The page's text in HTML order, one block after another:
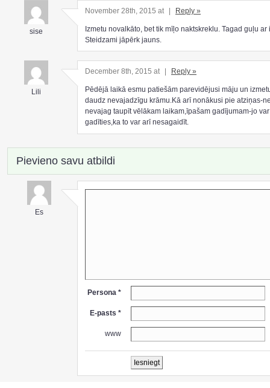
sise
November 28th, 2015 at | Reply »
Izmetu novalkāto, bet tik mīļo naktskreklu. Tagad guļu ar
Steidzami jāpērk jauns.
Lili
December 8th, 2015 at Reply »
Pēdējā laikā esmu patiešām parevidējusi māju un
daudz nevajadzīgu krāmu.Kā arī nonākusi pie atziņas-
nevajag taupīt vēlākam laikam,īpašam gadījumam-jo var
gadīties,ka to var arī nesagaidīt.
Pievieno savu atbildi
Es
Persona *
E-pasts *
www